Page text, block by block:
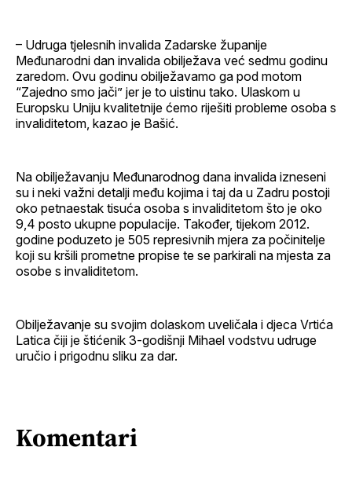
– Udruga tjelesnih invalida Zadarske županije
Međunarodni dan invalida obilježava već sedmu godinu
zaredom. Ovu godinu obilježavamo ga pod motom
“Zajedno smo jači” jer je to uistinu tako. Ulaskom u
Europsku Uniju kvalitetnije ćemo riješiti probleme osoba s
invaliditetom, kazao je Bašić.
Na obilježavanju Međunarodnog dana invalida izneseni
su i neki važni detalji među kojima i taj da u Zadru postoji
oko petnaestak tisuća osoba s invaliditetom što je oko
9,4 posto ukupne populacije. Također, tijekom 2012.
godine poduzeto je 505 represivnih mjera za počinitelje
koji su kršili prometne propise te se parkirali na mjesta za
osobe s invaliditetom.
Obilježavanje su svojim dolaskom uveličala i djeca Vrtića
Latica čiji je štićenik 3-godišnji Mihael vodstvu udruge
uručio i prigodnu sliku za dar.
Komentari